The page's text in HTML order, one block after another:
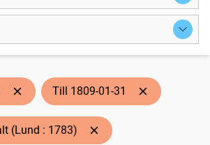
Till 1809-01-31
(Lund : 1783)